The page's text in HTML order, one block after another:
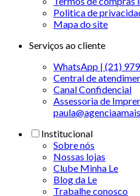
Politica de
Mapa do site
Serviços ao cliente
WhatsApp | (21)
Central de
Canal Confidencial
Assessoria de
Institucional
Sobre nós
Nossas lojas
Clube Minha Le
Blog da Le
Trabalhe conosco